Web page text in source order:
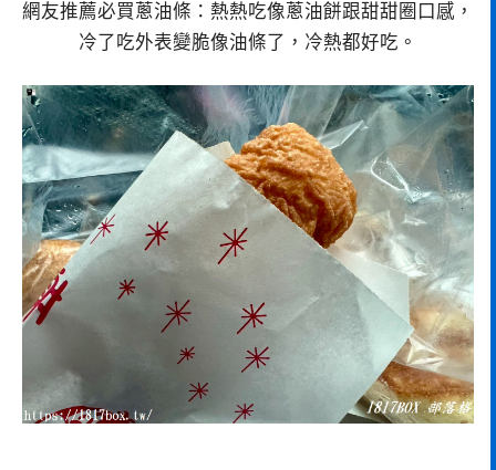
網友推薦必買蔥油條：熱熱吃像蔥油餅跟甜甜圈口感，
冷了吃外表變脆像油條了，冷熱都好吃。